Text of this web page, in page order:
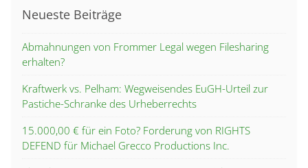
Neueste Beiträge
Abmahnungen von Frommer Legal wegen Filesharing
erhalten?
Kraftwerk vs. Pelham: Wegweisendes EuGH-Urteil zur
Pastiche-Schranke des Urheberrechts
15.000,00 € für ein Foto? Forderung von RIGHTS
DEFEND für Michael Grecco Productions Inc.